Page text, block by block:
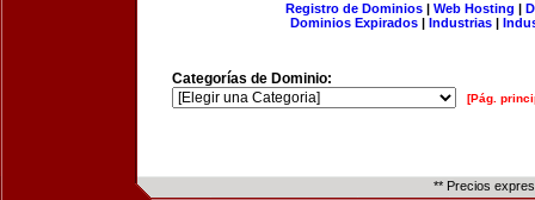
Registro de Dominios| Web Hosting |
Dominios Expirados | Industrias |
Categorías de Dominio:
[Pág.
** Precios